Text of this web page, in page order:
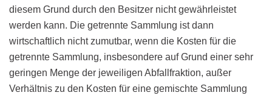
diesem Grund durch den Besitzer nicht gewährleistet
werden kann. Die getrennte Sammlung ist dann
wirtschaftlich nicht zumutbar, wenn die Kosten für die
getrennte Sammlung, insbesondere auf Grund einer sehr
geringen Menge der jeweiligen Abfallfraktion, außer
Verhältnis zu den Kosten für eine gemischte Sammlung